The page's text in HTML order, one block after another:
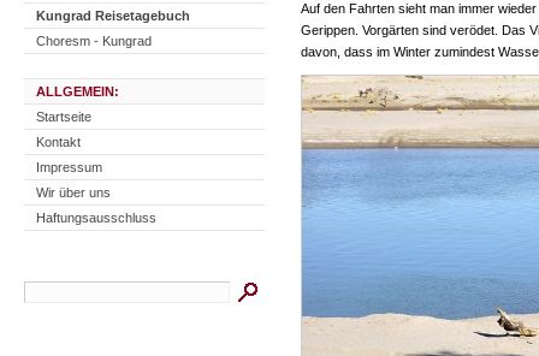
Kungrad Reisetagebuch
Choresm - Kungrad
ALLGEMEIN:
Startseite
Kontakt
Impressum
Wir über uns
Haftungsausschluss
Auf den Fahrten sieht man immer
Gerippen. Vorgärten sind verödet. Das
davon, dass im Winter zumindest